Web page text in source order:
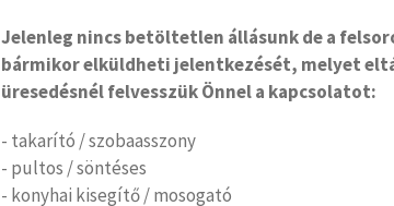
Jelenleg nincs betöltetlen állásunk de a
bármikor elküldheti jelentkezését, melyet
üresedésnél felvesszük Önnel a kapcsolatot:
- takarító / szobaasszony
- pultos / söntéses
- konyhai kisegítő / mosogató